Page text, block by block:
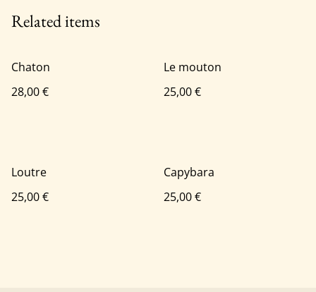
Related items
Chaton
28,00 €
Le mouton
25,00 €
Loutre
25,00 €
Capybara
25,00 €